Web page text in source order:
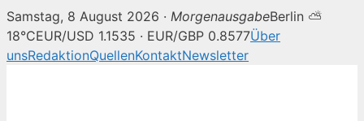
Samstag, 8 August 2026 · MorgenausgabeBerlin ⛅
18°CEUR/USD 1.1535 · EUR/GBP 0.8577Über
unsRedaktionQuellenKontaktNewsletter